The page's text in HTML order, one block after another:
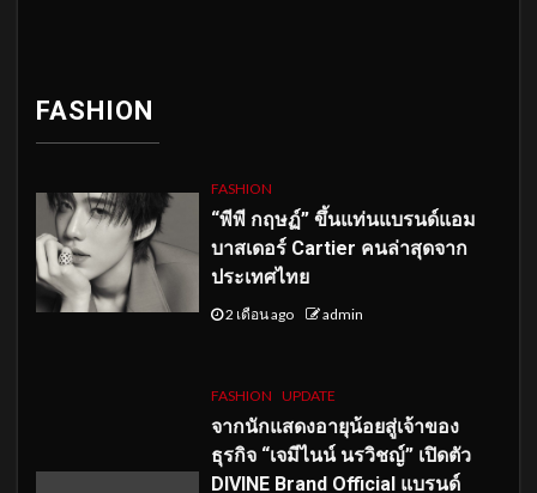
FASHION
FASHION
“พีพี กฤษฏ์” ขึ้นแท่นแบรนด์แอม
บาสเดอร์ Cartier คนล่าสุดจาก
ประเทศไทย
2 เดือน ago admin
FASHION UPDATE
จากนักแสดงอายุน้อยสู่เจ้าของ
ธุรกิจ “เจมีไนน์ นรวิชญ์” เปิดตัว
DIVINE Brand Official แบรนด์